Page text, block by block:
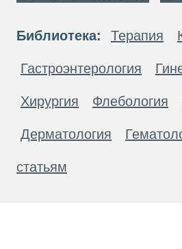
Библиотека: Терапия
Гастроэнтерология
Хирургия Флебология
Дерматология
статьям